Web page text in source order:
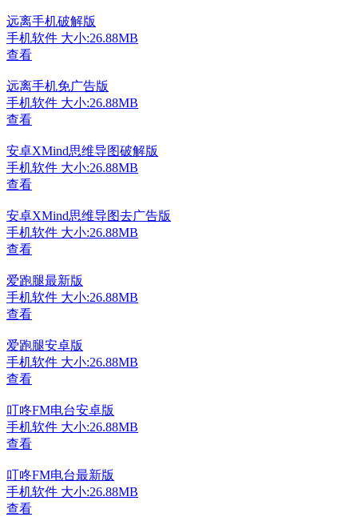
远离手机破解版
手机软件 大小:26.88MB
查看
远离手机免广告版
手机软件 大小:26.88MB
查看
安卓XMind思维导图破解版
手机软件 大小:26.88MB
查看
安卓XMind思维导图去广告版
手机软件 大小:26.88MB
查看
爱跑腿最新版
手机软件 大小:26.88MB
查看
爱跑腿安卓版
手机软件 大小:26.88MB
查看
叮咚FM电台安卓版
手机软件 大小:26.88MB
查看
叮咚FM电台最新版
手机软件 大小:26.88MB
查看